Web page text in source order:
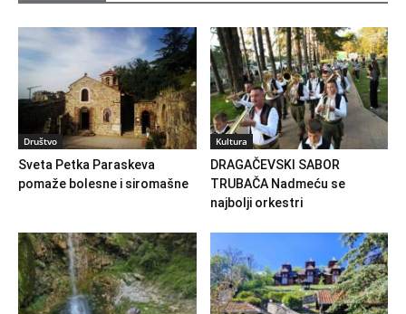
Društvo
Sveta Petka Paraskeva
pomaže bolesne i siromašne
Kultura
DRAGAČEVSKI SABOR
TRUBAČA Nadmeću se
najbolji orkestri